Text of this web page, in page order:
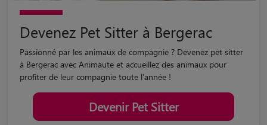
Devenez Pet Sitter à Bergerac
Passionné par les animaux de compagnie ? Devenez pet sitter
à Bergerac avec Animaute et accueillez des animaux pour
profiter de leur compagnie toute l'année !
Devenir Pet Sitter